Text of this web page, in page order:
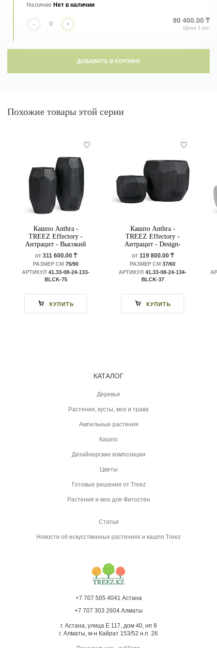
Наличие Нет в наличии
- + 90 400.00 ₸
ДОБАВИТЬ В КОРЗИНУ
Похожие товары этой серии
Кашпо Anthra -
TREEZ Effectory -
Антрацит - Высокий
Design-многогранник
от311 600.00 ₸
РАЗМЕР СМ 75/90
АРТИКУЛ 41.33-08-24-133-
BLCK-75
КУПИТЬ
Кашпо Anthra -
TREEZ Effectory -
Антрацит - Design-
многогранник
от119 800.00 ₸
РАЗМЕР СМ 37/60
АРТИКУЛ 41.33-08-24-134-
BLCK-37
КУПИТЬ
КАТАЛОГ
Деревья
Растения, кусты, мох и трава
Ампельные растения
Кашпо
Дизайнерские композиции
Цветы
Готовые решения от Treez
Растения и мох для Фитостен
Статьи
Новости об искусственных растениях и кашпо Treez
+7 707 505 4041 Астана
+7 707 303 2604 Алматы
г. Астана, улица Е 117, дом 40, нп 8
г. Алматы, м-н Кайрат 153/52 н.п. 26